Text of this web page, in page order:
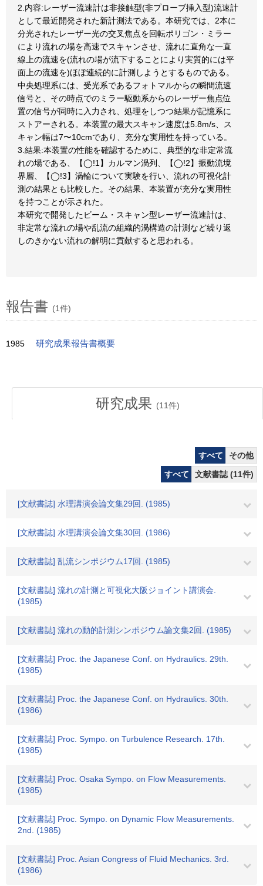
2.内容:レーザー流速計は非接触型(非プローブ挿入型)流速計
として最近開発された新計測法である。本研究では、2本に
分光されたレーザー光の交叉焦点を回転ポリゴン・ミラー
により流れの場を高速でスキャンさせ、流れに直角な一直
線上の流速を(流れの場が流下することにより実質的には平
面上の流速を)ほぼ連続的に計測しようとするものである。
中央処理系には、受光系であるフォトマルからの瞬間流速
信号と、その時点でのミラー駆動系からのレーザー焦点位
置の信号が同時に入力され、処理をしつつ結果が記憶系に
ストアーされる。本装置の最大スキャン速度は5.8m/s、ス
キャン幅は7〜10cmであり、充分な実用性を持っている。
3.結果:本装置の性能を確認するために、典型的な非定常流
れの場である、【◯!1】カルマン渦列、【◯!2】振動流境
界層、【◯!3】渦輪について実験を行い、流れの可視化計
測の結果とも比較した。その結果、本装置が充分な実用性
を持つことが示された。
本研究で開発したビーム・スキャン型レーザー流速計は、
非定常な流れの場や乱流の組織的渦構造の計測など繰り返
しのきかない流れの解明に貢献すると思われる。
報告書 (1件)
1985 研究成果報告書概要
研究成果 (11件)
すべて
その他
すべて
文献書誌 (11件)
[文献書誌] 水理講演会論文集29回. (1985)
[文献書誌] 水理講演会論文集30回. (1986)
[文献書誌] 乱流シンポジウム17回. (1985)
[文献書誌] 流れの計測と可視化大阪ジョイント講演会.
(1985)
[文献書誌] 流れの動的計測シンポジウム論文集2回. (1985)
[文献書誌] Proc. the Japanese Conf. on Hydraulics. 29th.
(1985)
[文献書誌] Proc. the Japanese Conf. on Hydraulics. 30th.
(1986)
[文献書誌] Proc. Sympo. on Turbulence Research. 17th.
(1985)
[文献書誌] Proc. Osaka Sympo. on Flow Measurements.
(1985)
[文献書誌] Proc. Sympo. on Dynamic Flow Measurements.
2nd. (1985)
[文献書誌] Proc. Asian Congress of Fluid Mechanics. 3rd.
(1986)